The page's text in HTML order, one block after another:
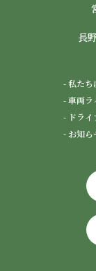
長
- 私たち
- 車両ラ
- ドライ
- お知ら